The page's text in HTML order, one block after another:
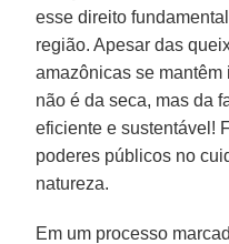
esse direito
região. Apesar das
amazônicas se mantêm
não é da seca, mas da
eficiente e sustentável!
poderes públicos no
natureza.
Em um processo